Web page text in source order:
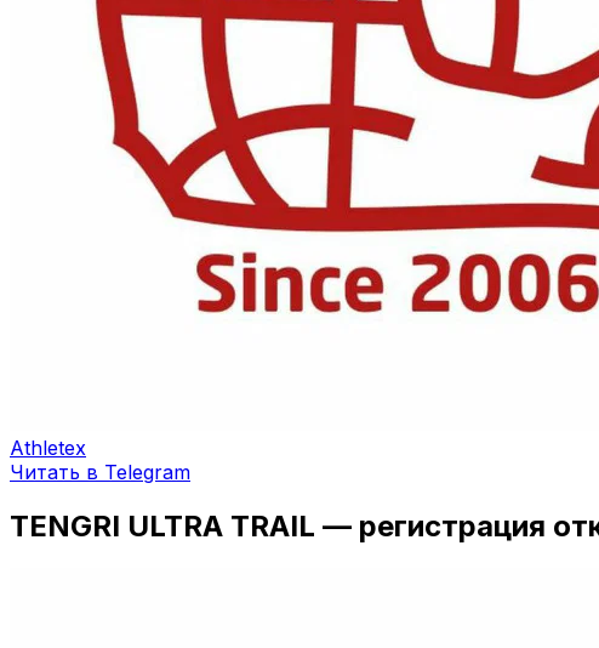
Athletex
Читать в Telegram
TENGRI ULTRA TRAIL — регистрация